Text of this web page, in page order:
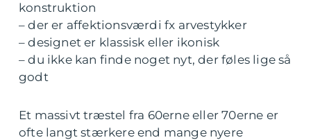
konstruktion
– der er affektionsværdi fx arvestykker
– designet er klassisk eller ikonisk
– du ikke kan finde noget nyt, der føles lige så
godt
Et massivt træstel fra 60erne eller 70erne er
ofte langt stærkere end mange nyere